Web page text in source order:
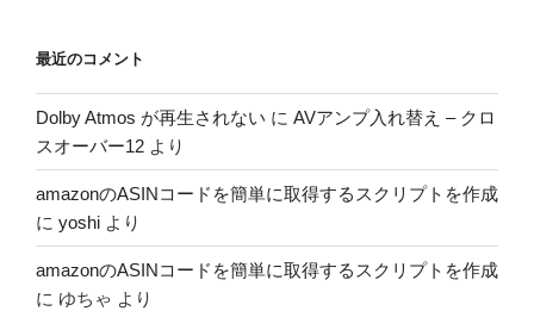
最近のコメント
Dolby Atmos が再生されない に AVアンプ入れ替え – クロ
スオーバー12 より
amazonのASINコードを簡単に取得するスクリプトを作成
に yoshi より
amazonのASINコードを簡単に取得するスクリプトを作成
に ゆちゃ より